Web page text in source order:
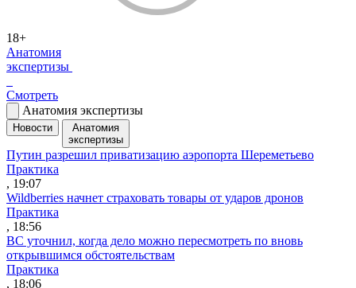
18+
Анатомия
экспертизы
Смотреть
Анатомия экспертизы
Новости
Анатомия
экспертизы
Путин разрешил приватизацию аэропорта Шереметьево
Практика
, 19:07
Wildberries начнет страховать товары от ударов дронов
Практика
, 18:56
ВС уточнил, когда дело можно пересмотреть по вновь
открывшимся обстоятельствам
Практика
, 18:06